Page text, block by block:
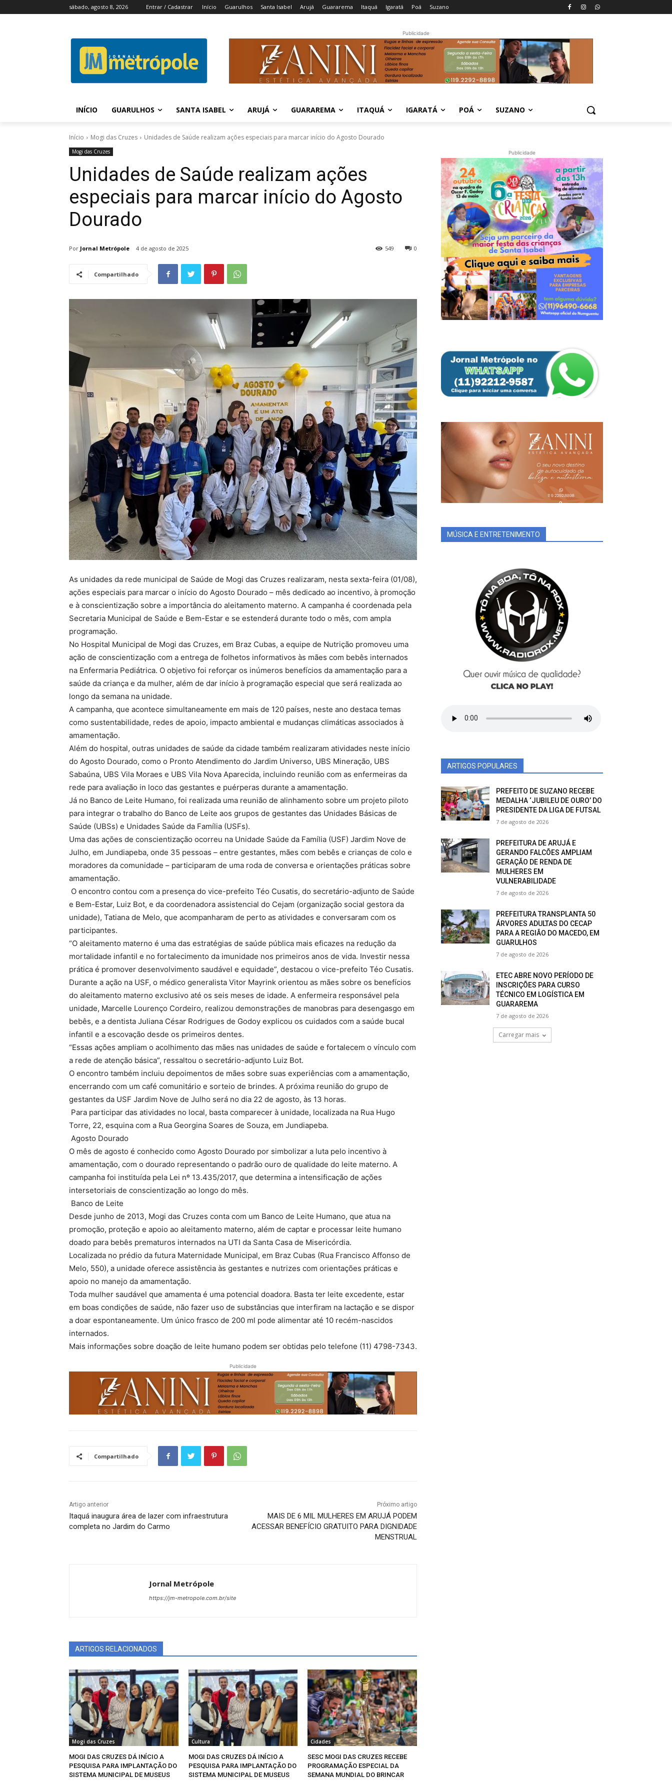
sábado, agosto 8, 2026 Entrar / Cadastrar Início Guarulhos Santa Isabel Arujá Guararema Itaquá Igaratá Poá Suzano
Publicidade
INÍCIO GUARULHOS SANTA ISABEL ARUJÁ GUARAREMA ITAQUÁ IGARATÁ POÁ SUZANO
Início Mogi das Cruzes Unidades de Saúde realizam ações especiais para marcar início do Agosto Dourado
Mogi das Cruzes
Unidades de Saúde realizam ações
especiais para marcar início do Agosto
Dourado
Por Jornal Metrópole 4 de agosto de 2025 0
549
Compartilhado
As unidades da rede municipal de Saúde de Mogi das Cruzes realizaram, nesta sexta-feira (01/08),
ações especiais para marcar o início do Agosto Dourado – mês dedicado ao incentivo, à promoção
e à conscientização sobre a importância do aleitamento materno. A campanha é coordenada pela
Secretaria Municipal de Saúde e Bem-Estar e se estenderá durante todo o mês, com ampla
programação.
No Hospital Municipal de Mogi das Cruzes, em Braz Cubas, a equipe de Nutrição promoveu uma
ação de conscientização com a entrega de folhetos informativos às mães com bebês internados
na Enfermaria Pediátrica. O objetivo foi reforçar os inúmeros benefícios da amamentação para a
saúde da criança e da mulher, além de dar início à programação especial que será realizada ao
longo da semana na unidade.
A campanha, que acontece simultaneamente em mais de 120 países, neste ano destaca temas
como sustentabilidade, redes de apoio, impacto ambiental e mudanças climáticas associados à
amamentação.
Além do hospital, outras unidades de saúde da cidade também realizaram atividades neste início
do Agosto Dourado, como o Pronto Atendimento do Jardim Universo, UBS Mineração, UBS
Sabaúna, UBS Vila Moraes e UBS Vila Nova Aparecida, incluindo reunião com as enfermeiras da
rede para avaliação in loco das gestantes e puérperas durante a amamentação.
Já no Banco de Leite Humano, foi realizada uma reunião de alinhamento sobre um projeto piloto
para integrar o trabalho do Banco de Leite aos grupos de gestantes das Unidades Básicas de
Saúde (UBSs) e Unidades Saúde da Família (USFs).
Uma das ações de conscientização ocorreu na Unidade Saúde da Família (USF) Jardim Nove de
Julho, em Jundiapeba, onde 35 pessoas – entre gestantes, mães com bebês e crianças de colo e
moradores da comunidade – participaram de uma roda de conversa e orientações práticas sobre
amamentação.
O encontro contou com a presença do vice-prefeito Téo Cusatis, do secretário-adjunto de Saúde
e Bem-Estar, Luiz Bot, e da coordenadora assistencial do Cejam (organização social gestora da
unidade), Tatiana de Melo, que acompanharam de perto as atividades e conversaram com os
participantes.
“O aleitamento materno é uma das estratégias de saúde pública mais eficazes na redução da
mortalidade infantil e no fortalecimento da imunidade nos primeiros anos de vida. Investir nessa
prática é promover desenvolvimento saudável e equidade”, destacou o vice-prefeito Téo Cusatis.
Durante a ação na USF, o médico generalista Vitor Mayrink orientou as mães sobre os benefícios
do aleitamento materno exclusivo até os seis meses de idade. A enfermeira responsável pela
unidade, Marcelle Lourenço Cordeiro, realizou demonstrações de manobras para desengasgo em
bebês, e a dentista Juliana César Rodrigues de Godoy explicou os cuidados com a saúde bucal
infantil e a escovação desde os primeiros dentes.
“Essas ações ampliam o acolhimento das mães nas unidades de saúde e fortalecem o vínculo com
a rede de atenção básica”, ressaltou o secretário-adjunto Luiz Bot.
O encontro também incluiu depoimentos de mães sobre suas experiências com a amamentação,
encerrando com um café comunitário e sorteio de brindes. A próxima reunião do grupo de
gestantes da USF Jardim Nove de Julho será no dia 22 de agosto, às 13 horas.
Para participar das atividades no local, basta comparecer à unidade, localizada na Rua Hugo
Torre, 22, esquina com a Rua Georgina Soares de Souza, em Jundiapeba.
Agosto Dourado
O mês de agosto é conhecido como Agosto Dourado por simbolizar a luta pelo incentivo à
amamentação, com o dourado representando o padrão ouro de qualidade do leite materno. A
campanha foi instituída pela Lei nº 13.435/2017, que determina a intensificação de ações
intersetoriais de conscientização ao longo do mês.
Banco de Leite
Desde junho de 2013, Mogi das Cruzes conta com um Banco de Leite Humano, que atua na
promoção, proteção e apoio ao aleitamento materno, além de captar e processar leite humano
doado para bebês prematuros internados na UTI da Santa Casa de Misericórdia.
Localizada no prédio da futura Maternidade Municipal, em Braz Cubas (Rua Francisco Affonso de
Melo, 550), a unidade oferece assistência às gestantes e nutrizes com orientações práticas e
apoio no manejo da amamentação.
Toda mulher saudável que amamenta é uma potencial doadora. Basta ter leite excedente, estar
em boas condições de saúde, não fazer uso de substâncias que interfiram na lactação e se dispor
a doar espontaneamente. Um único frasco de 200 ml pode alimentar até 10 recém-nascidos
internados.
Mais informações sobre doação de leite humano podem ser obtidas pelo telefone (11) 4798-7343.
Publicidade
Compartilhado
Artigo anterior
Itaquá inaugura área de lazer com infraestrutura
completa no Jardim do Carmo
Próximo artigo
MAIS DE 6 MIL MULHERES EM ARUJÁ PODEM
ACESSAR BENEFÍCIO GRATUITO PARA DIGNIDADE
MENSTRUAL
Jornal Metrópole
https://jm-metropole.com.br/site
ARTIGOS RELACIONADOS
Mogi das Cruzes
MOGI DAS CRUZES DÁ INÍCIO A
PESQUISA PARA IMPLANTAÇÃO DO
SISTEMA MUNICIPAL DE MUSEUS
Cultura
MOGI DAS CRUZES DÁ INÍCIO A
PESQUISA PARA IMPLANTAÇÃO DO
SISTEMA MUNICIPAL DE MUSEUS
Cidades
SESC MOGI DAS CRUZES RECEBE
PROGRAMAÇÃO ESPECIAL DA
SEMANA MUNDIAL DO BRINCAR
Publicidade
MÚSICA E ENTRETENIMENTO
ARTIGOS POPULARES
PREFEITO DE SUZANO RECEBE
MEDALHA ‘JUBILEU DE OURO’ DO
PRESIDENTE DA LIGA DE FUTSAL
7 de agosto de 2026
PREFEITURA DE ARUJÁ E
GERANDO FALCÕES AMPLIAM
GERAÇÃO DE RENDA DE
MULHERES EM
VULNERABILIDADE
7 de agosto de 2026
PREFEITURA TRANSPLANTA 50
ÁRVORES ADULTAS DO CECAP
PARA A REGIÃO DO MACEDO, EM
GUARULHOS
7 de agosto de 2026
ETEC ABRE NOVO PERÍODO DE
INSCRIÇÕES PARA CURSO
TÉCNICO EM LOGÍSTICA EM
GUARAREMA
7 de agosto de 2026
Carregar mais